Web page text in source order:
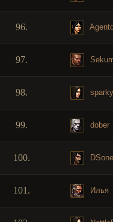
96.
97.
98.
99. dober
100. DSone
101. Илья